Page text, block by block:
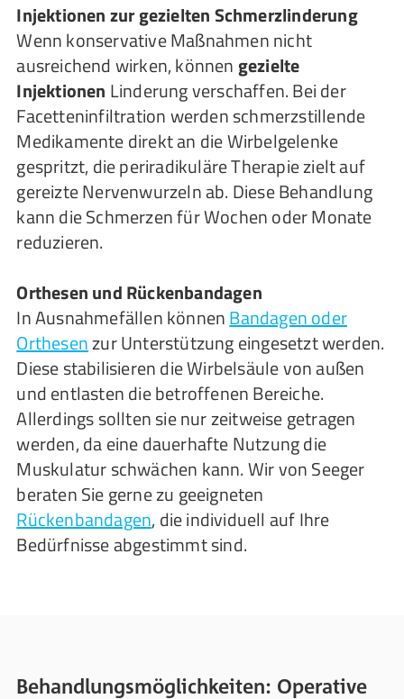
Injektionen zur gezielten Schmerzlinderung
Wenn konservative Maßnahmen nicht
ausreichend wirken, könnengezielte
Injektionen Linderung verschaffen. Bei der
Facetteninfiltration werden schmerzstillende
Medikamente direkt an die Wirbelgelenke
gespritzt, die periradikuläre Therapie zielt auf
gereizte Nervenwurzeln ab. Diese Behandlung
kann die Schmerzen für Wochen oder Monate
reduzieren.
Orthesen und Rückenbandagen
In Ausnahmefällen könnenBandagen oder
Orthesenzur Unterstützung eingesetzt werden.
Diese stabilisieren die Wirbelsäule von außen
und entlasten die betroffenen Bereiche.
Allerdings sollten sie nur zeitweise getragen
werden, da eine dauerhafte Nutzung die
Muskulatur schwächen kann. Wir von Seeger
beraten Sie gerne zu geeigneten
Rückenbandagen, die individuell auf Ihre
Bedürfnisse abgestimmt sind.
Behandlungsmöglichkeiten: Operative